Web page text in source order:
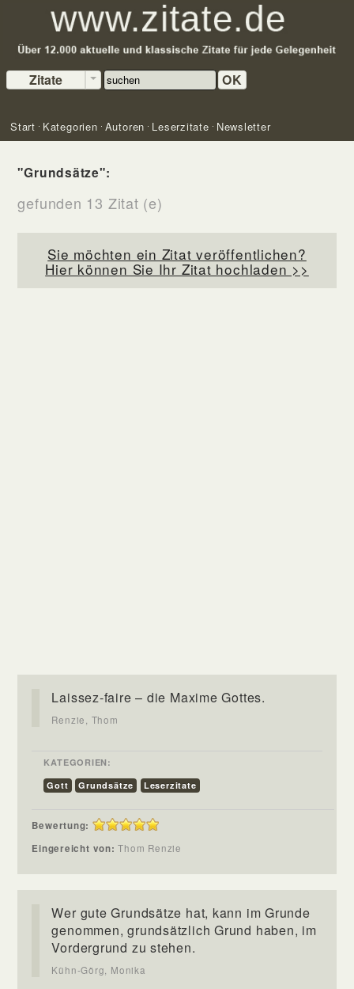
Zitate OK
Start Kategorien Autoren Leserzitate Newsletter
"Grundsätze":
gefunden 13 Zitat (e)
Sie möchten ein Zitat veröffentlichen?
Hier können Sie Ihr Zitat hochladen >>
Laissez-faire – die Maxime Gottes.
Renzie, Thom
KATEGORIEN:
Gott
Grundsätze Leserzitate
Bewertung:
Eingereicht von:Thom Renzie
Wer gute Grundsätze hat, kann im Grunde
genommen, grundsätzlich Grund haben, im
Vordergrund zu stehen.
Kühn-Görg, Monika